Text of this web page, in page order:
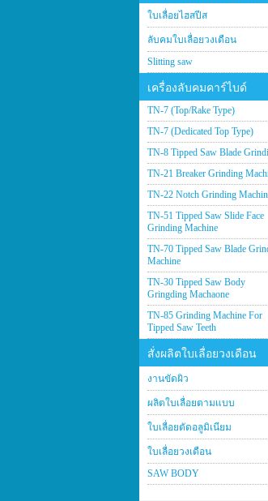
ใบเลื่อยไฮสปีส
ลับคมใบเลื่อยวงเดือน
Slitting saw
เครื่องลับคมคาร์ไบด์
TN-7 (Top/Rake Type)
TN-7 (Dedicated Top Type)
TN-8 Tipped Saw Blade
TN-21 Breaker Grinding
TN-22 Notch Grinding
TN-51 Tipped Saw Slide Face
Grinding Machine
TN-70 Tipped Saw Blade
Machine
TN-30 Tipped Saw Body
Gringding Machaone
TN-85 Grinding Machine For
Tipped Saw Teeth
สั่งผลิตใบเลื่อยวงเดือน
งานขัดผิว
ผลิตใบเลื่อยตามแบบ
ใบเลื่อยตัดอลูมิเนียม
ใบเลื่อยวงเดือน
SAW BODY